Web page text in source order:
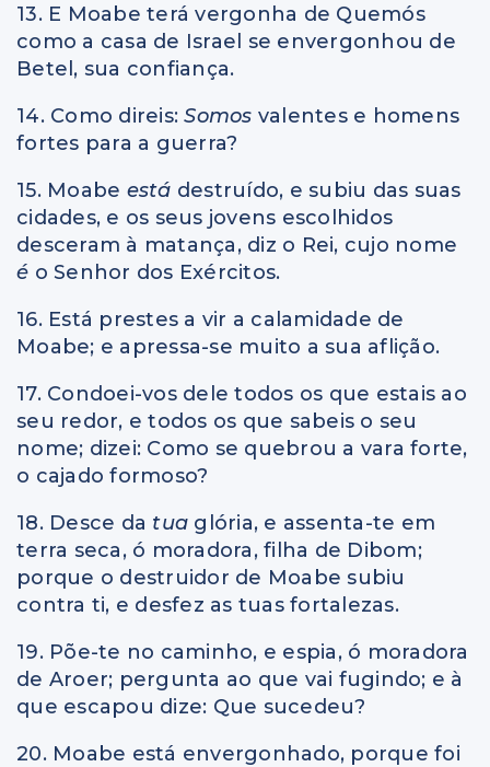
13. E Moabe terá vergonha de Quemós
como a casa de Israel se envergonhou de
Betel, sua confiança.
14. Como direis:Somos valentes e homens
fortes para a guerra?
15. Moabe está destruído, e subiu das suas
cidades, e os seus jovens escolhidos
desceram à matança, diz o Rei, cujo nome
é o Senhor dos Exércitos.
16. Está prestes a vir a calamidade de
Moabe; e apressa-se muito a sua aflição.
17. Condoei-vos dele todos os que estais ao
seu redor, e todos os que sabeis o seu
nome; dizei: Como se quebrou a vara forte,
o cajado formoso?
18. Desce da tua glória, e assenta-te em
terra seca, ó moradora, filha de Dibom;
porque o destruidor de Moabe subiu
contra ti, e desfez as tuas fortalezas.
19. Põe-te no caminho, e espia, ó moradora
de Aroer; pergunta ao que vai fugindo; e à
que escapou dize: Que sucedeu?
20. Moabe está envergonhado, porque foi